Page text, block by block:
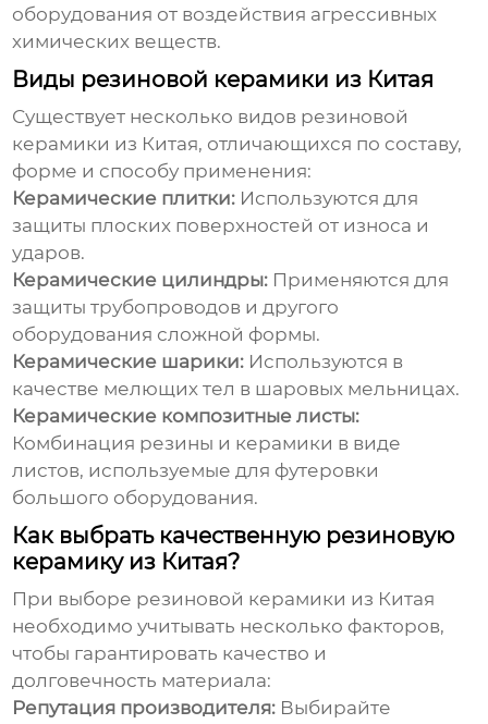
оборудования от воздействия агрессивных
химических веществ.
Виды резиновой керамики из Китая
Существует несколько видов резиновой
керамики из Китая, отличающихся по составу,
форме и способу применения:
Керамические плитки: Используются для
защиты плоских поверхностей от износа и
ударов.
Керамические цилиндры: Применяются для
защиты трубопроводов и другого
оборудования сложной формы.
Керамические шарики: Используются в
качестве мелющих тел в шаровых мельницах.
Керамические композитные листы:
Комбинация резины и керамики в виде
листов, используемые для футеровки
большого оборудования.
Как выбрать качественную резиновую
керамику из Китая?
При выборе резиновой керамики из Китая
необходимо учитывать несколько факторов,
чтобы гарантировать качество и
долговечность материала:
Репутация производителя: Выбирайте